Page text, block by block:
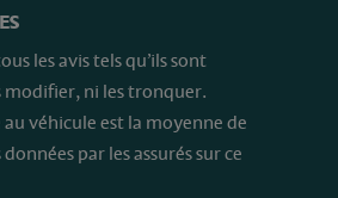
les avis tels qu’ils sont
modifier, ni les tronquer.
véhicule est la moyenne de
par les assurés sur ce